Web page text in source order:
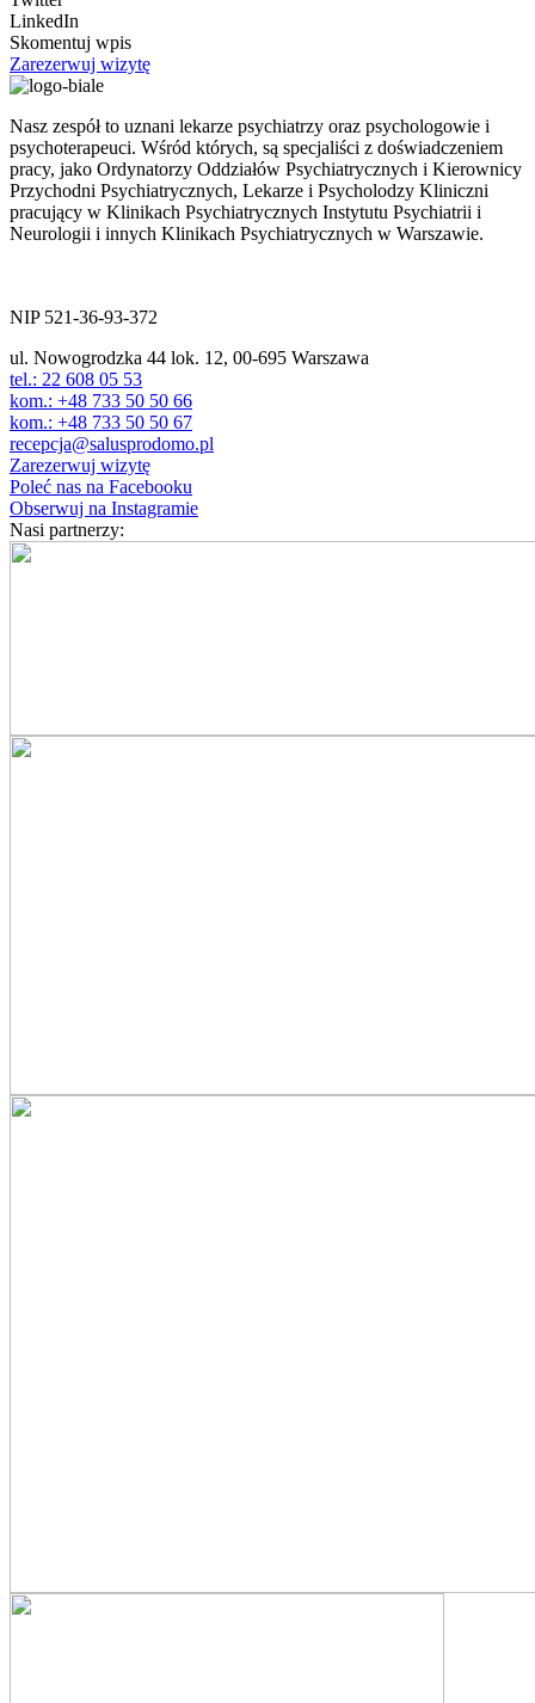
LinkedIn
Skomentuj wpis
Zarezerwuj wizytę
Nasz zespół to uznani lekarze psychiatrzy oraz psychologowie i
psychoterapeuci. Wśród których, są specjaliści z doświadczeniem
pracy, jako Ordynatorzy Oddziałów Psychiatrycznych i Kierownicy
Przychodni Psychiatrycznych, Lekarze i Psycholodzy Kliniczni
pracujący w Klinikach Psychiatrycznych Instytutu Psychiatrii i
Neurologii i innych Klinikach Psychiatrycznych w Warszawie.
NIP 521-36-93-372
ul. Nowogrodzka 44 lok. 12, 00-695 Warszawa
tel.: 22 608 05 53
kom.: +48 733 50 50 66
kom.: +48 733 50 50 67
recepcja@salusprodomo.pl
Zarezerwuj wizytę
Poleć nas na Facebooku
Obserwuj na Instagramie
Nasi partnerzy: